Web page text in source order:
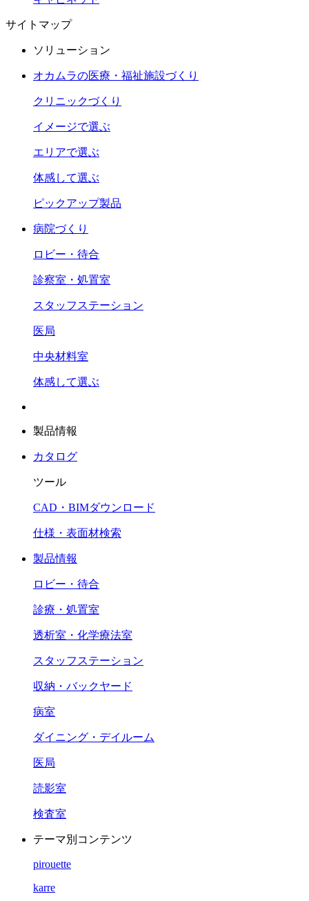
サイトマップ
ソリューション
オカムラの医療・福祉施設づくり
クリニックづくり
イメージで選ぶ
エリアで選ぶ
体感して選ぶ
ピックアップ製品
病院づくり
ロビー・待合
診察室・処置室
スタッフステーション
医局
中央材料室
体感して選ぶ
製品情報
カタログ
ツール
CAD・BIMダウンロード
仕様・表面材検索
製品情報
ロビー・待合
診療・処置室
透析室・化学療法室
スタッフステーション
収納・バックヤード
病室
ダイニング・デイルーム
医局
読影室
検査室
テーマ別コンテンツ
pirouette
karre